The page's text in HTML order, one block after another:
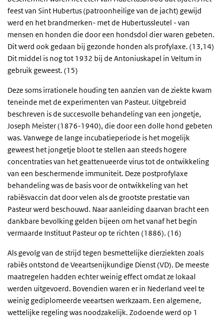
feest van Sint Hubertus (patroonheilige van de jacht) gewijd
werd en het brandmerken- met de Hubertussleutel - van
mensen en honden die door een hondsdol dier waren gebeten.
Dit werd ook gedaan bij gezonde honden als profylaxe. (13,14)
Dit middel is nog tot 1932 bij de Antoniuskapel in Veltum in
gebruik geweest. (15)
Deze soms irrationele houding ten aanzien van de ziekte kwam
teneinde met de experimenten van Pasteur. Uitgebreid
beschreven is de succesvolle behandeling van een jongetje,
Joseph Meister (1876-1940), die door een dolle hond gebeten
was. Vanwege de lange incubatieperiode is het mogelijk
geweest het jongetje bloot te stellen aan steeds hogere
concentraties van het geattenueerde virus tot de ontwikkeling
van een beschermende immuniteit. Deze postprofylaxe
behandeling was de basis voor de ontwikkeling van het
rabiësvaccin dat door velen als de grootste prestatie van
Pasteur werd beschouwd. Naar aanleiding daarvan bracht een
dankbare bevolking gelden bijeen om het vanaf het begin
vermaarde Instituut Pasteur op te richten (1886). (16)
Als gevolg van de strijd tegen besmettelijke dierziekten zoals
rabiës ontstond de Veeartsenijkundige Dienst (VD). De meeste
maatregelen hadden echter weinig effect omdat ze lokaal
werden uitgevoerd. Bovendien waren er in Nederland veel te
weinig gediplomeerde veeartsen werkzaam. Een algemene,
wettelijke regeling was noodzakelijk. Zodoende werd op 1